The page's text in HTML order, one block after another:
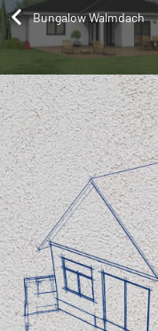
Bungalow Walmdach